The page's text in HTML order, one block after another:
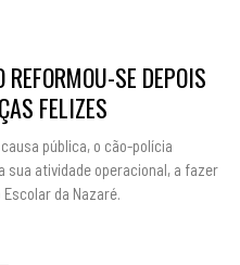
SE DEPOIS
FELIZES
pública, o cão-polícia
sua atividade operacional, a fazer
da Nazaré.